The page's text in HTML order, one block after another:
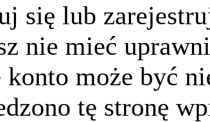
się lub
nie mieć
konto może być
tę stronę